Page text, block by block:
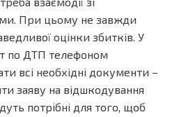
При цьому не завжди
​​оцінки збитків. У
по ДТП телефоном
всі необхідні документи –
заяву на відшкодування
потрібні для того, щоб